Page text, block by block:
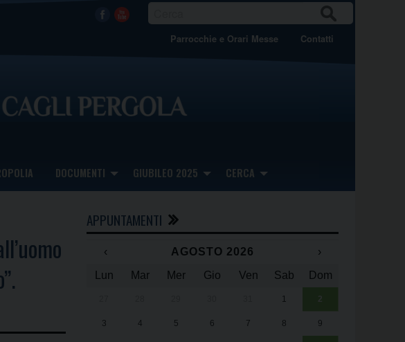
Facebook
Youtube CA
Parrocchie e Orari Messe Contatti
DOCUMENTI GIUBILEO 2025 CERCA
APPUNTAMENTI
‹ AGOSTO 2026
›
Lun
Mar Mer Gio Ven Sab Dom
1 2
3 4 5 6 7 8 9